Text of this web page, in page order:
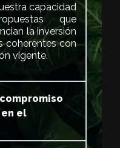
capacidad
que
la inversión
coherentes con
vigente.
el